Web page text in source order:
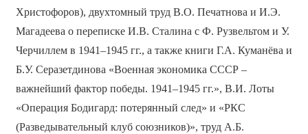
Христофоров), двухтомный труд В.О. Печатнова и И.Э.
Магадеева о переписке И.В. Сталина с Ф. Рузвельтом и У.
Черчиллем в 1941–1945 гг., а также книги Г.А. Куманёва и
Б.У. Серазетдинова «Военная экономика СССР –
важнейший фактор победы. 1941–1945 гг.», В.И. Лоты
«Операция Бодигард: потерянный след» и «РКС
(Разведывательный клуб союзников)», труд А.Б.